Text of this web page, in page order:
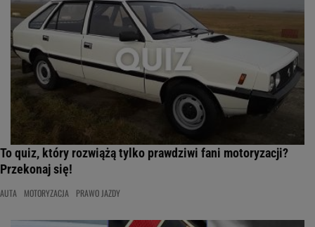
To quiz, który rozwiążą tylko prawdziwi fani motoryzacji?
Przekonaj się!
AUTA MOTORYZACJA PRAWO JAZDY